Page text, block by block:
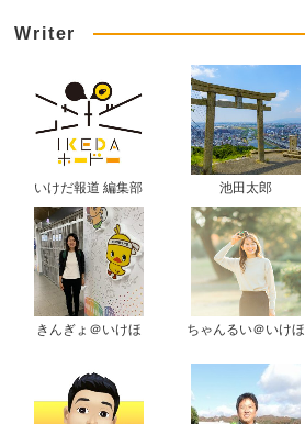
Writer
いけだ報道 編集部 池田太郎
きんぎょ＠いけほ ちゃんるい＠いけほ